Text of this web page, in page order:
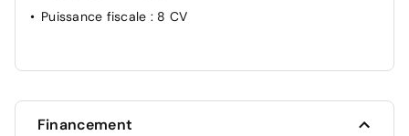
Puissance fiscale : 8 CV
Financement